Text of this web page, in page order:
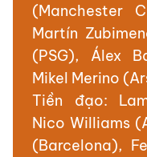
(Manchester
Martín
(PSG), Álex
Mikel Merino
Tiền đạo:
Nico Williams
(Barcelona),